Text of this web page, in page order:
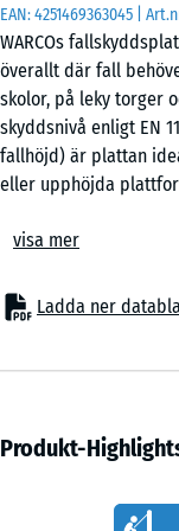
EAN:4251469363045 |
WARCOs
överallt där fall
skolor, på leky torger
skyddsnivå enligt EN
fallhöjd) är plattan
eller upphöjda
golvalternativ som
– Lekzoner för små
– Skolgårdar,
– Tränings- och
Material &
Plattorna är
stötdämpning vid låg
visa mer
Ladda ner
50
x
50
x 2
cm
|
0,25
- 76,00 kr
50
|
Produkt-